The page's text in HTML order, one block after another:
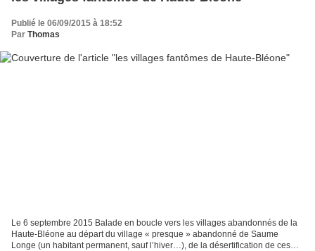
Publié le 06/09/2015 à 18:52
Par Thomas
Le 6 septembre 2015 Balade en boucle vers les villages abandonnés de la
Haute-Bléone au départ du village « presque » abandonné de Saume
Longe (un habitant permanent, sauf l’hiver…), de la désertification de ces